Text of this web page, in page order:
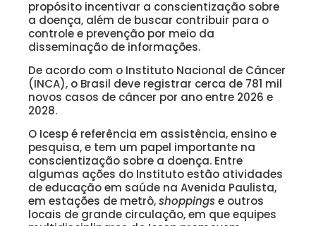
propósito incentivar a conscientização sobre
a doença, além de buscar contribuir para o
controle e prevenção por meio da
disseminação de informações.
De acordo com o Instituto Nacional de Câncer
(INCA), o Brasil deve registrar cerca de 781 mil
novos casos de câncer por ano entre 2026 e
2028.
O Icesp é referência em assistência, ensino e
pesquisa, e tem um papel importante na
conscientização sobre a doença. Entre
algumas ações do Instituto estão atividades
de educação em saúde na Avenida Paulista,
em estações de metrô,shoppingse outros
locais de grande circulação, em que equipes